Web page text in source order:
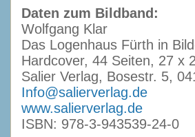
Daten zum Bildband:
Wolfgang Klar
Das Logenhaus Fürth in
Hardcover, 44 Seiten, 27 x
Salier Verlag, Bosestr. 5,
Info@salierverlag.de
www.salierverlag.de
ISBN: 978-3-943539-24-0